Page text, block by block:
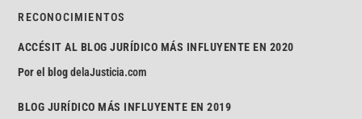
RECONOCIMIENTOS
ACCÉSIT AL BLOG JURÍDICO MÁS INFLUYENTE EN 2020
Por el blogdelaJusticia.com
BLOG JURÍDICO MÁS INFLUYENTE EN 2019